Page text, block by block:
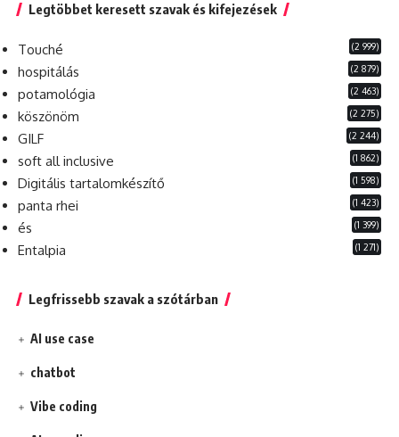
Legtöbbet keresett szavak és kifejezések
Touché (2 999)
hospitálás (2 879)
potamológia (2 463)
köszönöm (2 275)
GILF (2 244)
soft all inclusive (1 862)
Digitális tartalomkészítő (1 598)
panta rhei (1 423)
és (1 399)
Entalpia (1 271)
Legfrissebb szavak a szótárban
AI use case
chatbot
Vibe coding